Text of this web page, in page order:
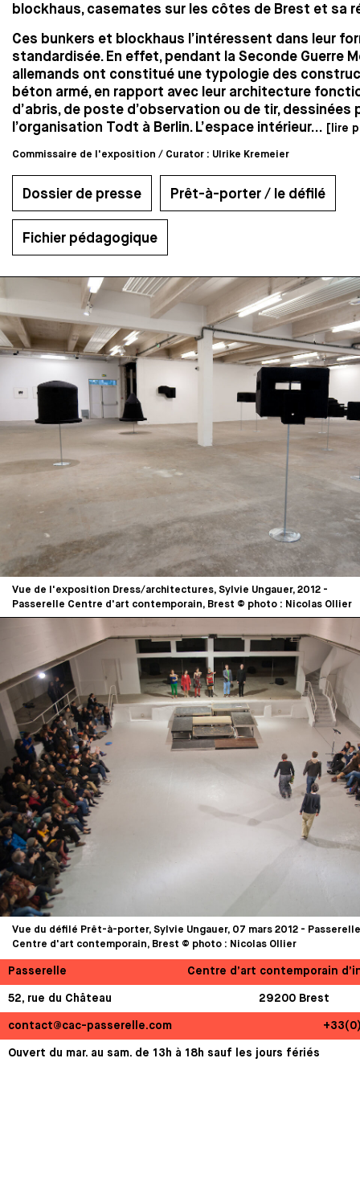
Vue de l'exposition Dress/architectures, Sylvie Ungauer, 2012 -
Passerelle Centre d'art contemporain, Brest © photo : Nicolas Ollier
Vue du défilé Prêt-à-porter, Sylvie Ungauer, 07 mars 2012 - Passerelle
Centre d'art contemporain, Brest © photo : Nicolas Ollier
blockhaus, casemates sur les côtes de Brest et sa
Ces bunkers et blockhaus l’intéressent dans leur
standardisée. En effet, pendant la Seconde Guerre
allemands ont constitué une typologie des
béton armé, en rapport avec leur architecture
d’abris, de poste d’observation ou de tir, dessinées
l’organisation Todt à Berlin. L’espace intérieur...
[lire
Commissaire de l'exposition / Curator : Ulrike Kremeier
Dossier de presse Prêt-à-porter / le défilé
Fichier pédagogique
Passerelle Centre d’art contemporain
52, rue du Château 29200 Brest
contact@cac-passerelle.com
Ouvert du mar. au sam. de 13h à 18h sauf les jours fériés